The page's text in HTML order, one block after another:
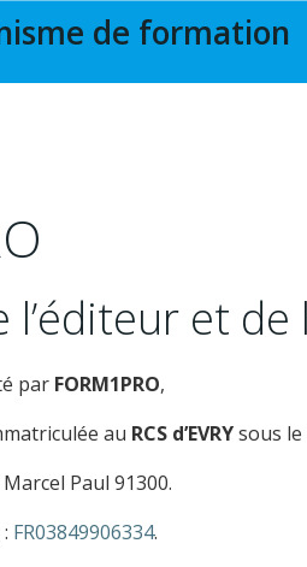
de formation
et de
par FORM1PRO,
au RCS d’EVRYsous
Paul 91300.
: FR03849906334.